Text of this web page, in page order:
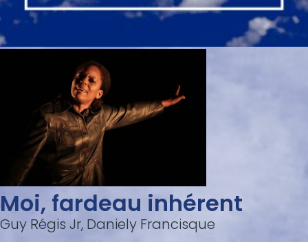
Moi, fardeau inhérent
Guy Régis Jr, Daniely Francisque